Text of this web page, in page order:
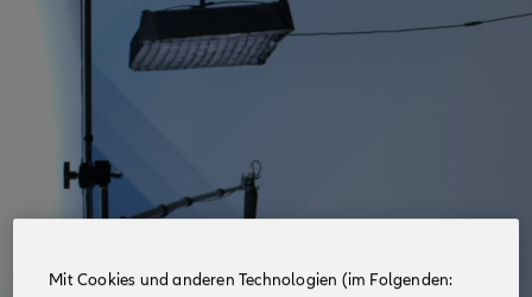
Mit Cookies und anderen Technologien (im Folgenden: